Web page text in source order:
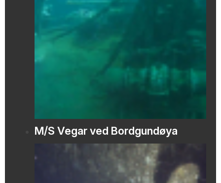
M/S Vegar ved Bordgundøya